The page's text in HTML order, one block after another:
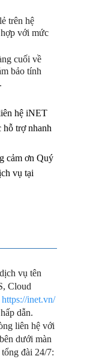
trên hệ
với mức
cuối về
bảo tính
hệ iNET
hỗ trợ nhanh
cảm ơn Quý
vụ tại
vụ tên
Cloud
https://inet.vn/
dẫn.
liên hệ với
dưới màn
đài 24/7: